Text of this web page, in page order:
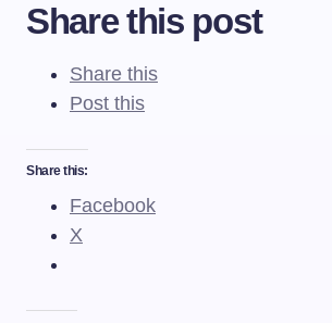
Share this post
Share this
Post this
Share this:
Facebook
X